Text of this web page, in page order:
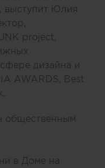
выступит Юлия
project,
дизайна и
AWARDS, Best
общественным
в Доме на